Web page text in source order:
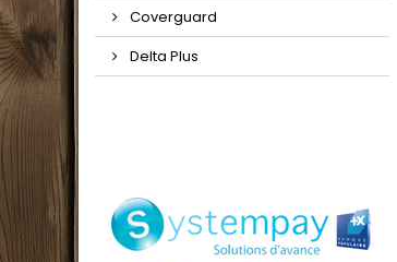
Coverguard
Delta Plus